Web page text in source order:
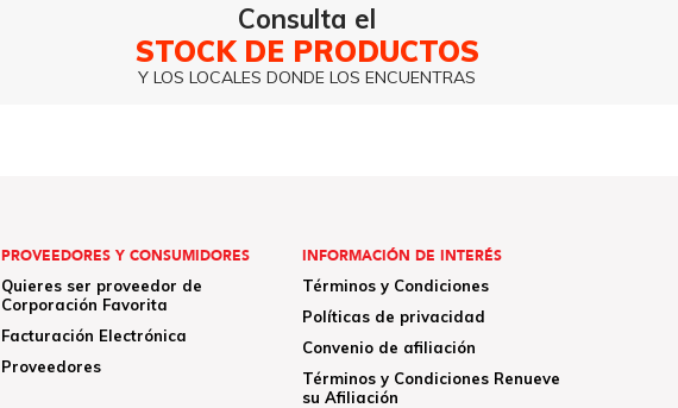
Consulta el
STOCK DE PRODUCTOS
Y LOS LOCALES DONDE LOS ENCUENTRAS
PROVEEDORES Y CONSUMIDORES
Quieres ser proveedor de
Corporación Favorita
Facturación Electrónica
Proveedores
INFORMACIÓN DE INTERÉS
Términos y Condiciones
Políticas de privacidad
Convenio de afiliación
Términos y Condiciones Renueve
su Afiliación